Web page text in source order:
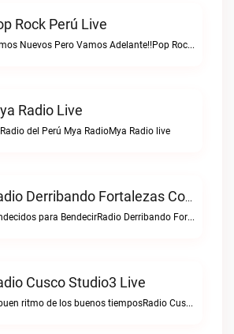
Rock Perú Live
Somos Nuevos Pero Vamos Adelante!!Pop Rock Perú live
Radio Live
Radio del Perú Mya RadioMya Radio live
Radio Derribando Fortalezas Con Cristo Live
Bendecidos para BendecirRadio Derribando Fortalezas con Cristo live
Cusco Studio3 Live
El buen ritmo de los buenos tiemposRadio Cusco Studio3 live